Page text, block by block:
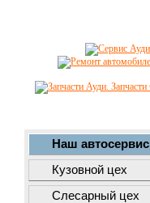
Наш автосервис
Кузовной цех
Слесарный цех